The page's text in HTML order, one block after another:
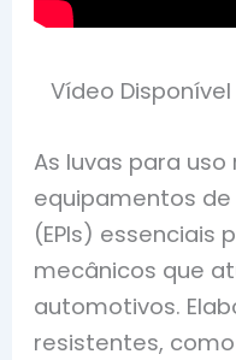
Vídeo
As luvas para
equipamentos
(EPIs) essenciais
mecânicos que
automotivos.
resistentes,